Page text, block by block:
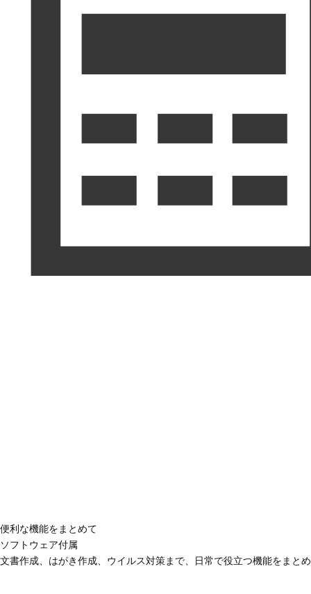
便利な機能をまとめて
ソフトウェア付属
文書作成、はがき作成、ウイルス対策まで、日常で役立つ機能をまと